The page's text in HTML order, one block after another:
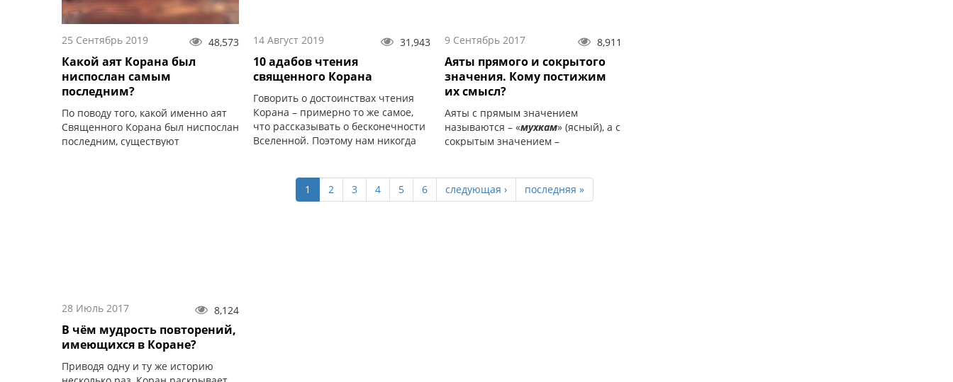
25 Сентябрь 2019 48,573
Какой аят Корана был
ниспослан самым
последним?
По поводу того, какой именно аят
Священного Корана был ниспослан
последним, существуют
14 Август 2019 31,943
10 адабов чтения
священного Корана
Говорить о достоинствах чтения
Корана – примерно то же самое,
что рассказывать о бесконечности
Вселенной. Поэтому нам никогда
9 Сентябрь 2017 8,911
Аяты прямого и сокрытого
значения. Кому постижим
их смысл?
Аяты с прямым значением
называются – «мухкам» (ясный), а с
сокрытым значением –
28 Июль 2017 8,124
В чём мудрость повторений,
имеющихся в Коране?
Приводя одну и ту же историю
1 2 3 4 5 6 следующая › последняя »